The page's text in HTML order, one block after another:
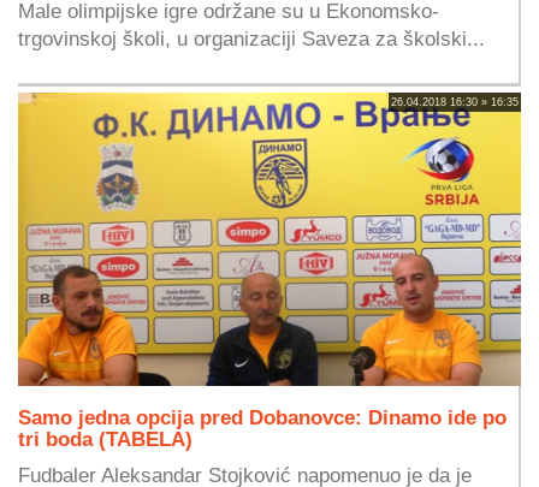
Male olimpijske igre održane su u Ekonomsko-
trgovinskoj školi, u organizaciji Saveza za školski...
26.04.2018 16:30 » 16:35
Samo jedna opcija pred Dobanovce: Dinamo ide po
tri boda (TABELA)
Fudbaler Aleksandar Stojković napomenuo je da je